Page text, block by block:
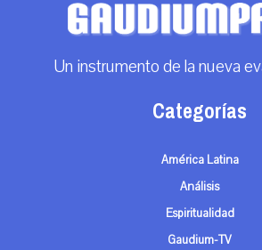
Un instrumento de la nueva
Categorías
América Latina
Análisis
Espiritualidad
Gaudium-TV